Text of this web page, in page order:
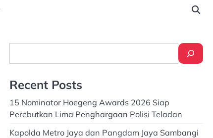
Recent Posts
15 Nominator Hoegeng Awards 2026 Siap
Perebutkan Lima Penghargaan Polisi Teladan
Kapolda Metro Jaya dan Pangdam Jaya Sambangi